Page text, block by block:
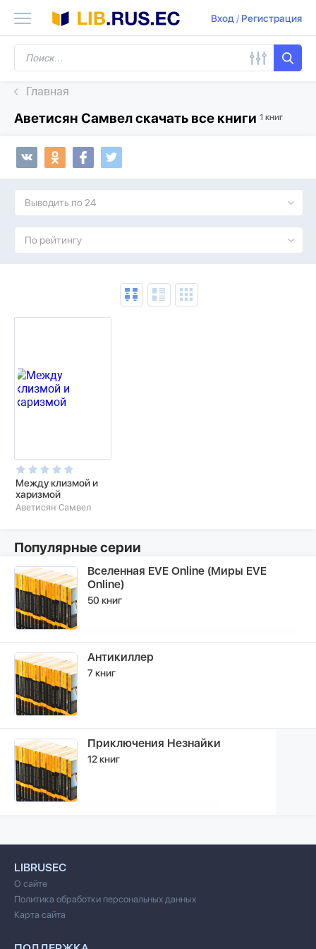
Вход/ Регистрация
Главная
Аветисян Самвел скачать все книги 1 книг
Выводить по 24
По рейтингу
Между клизмой и
харизмой
Аветисян Самвел
Популярные серии
Вселенная EVE Online (Миры EVE
Online)
50 книг
Антикиллер
7 книг
Приключения Незнайки
12 книг
LIBRUSEC
О сайте
Политика обработки персональных данных
Карта сайта